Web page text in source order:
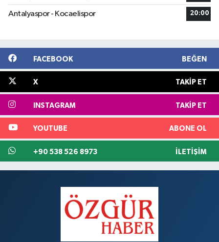
Antalyaspor - Kocaelispor 20:00
FACEBOOK BEĞEN
X TAKIP ET
INSTAGRAM TAKIP ET
YOUTUBE ABONE OL
+90 538 526 8973 İLETIŞIM